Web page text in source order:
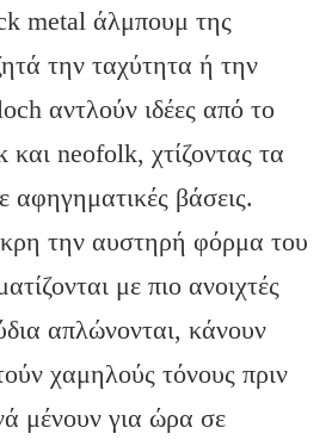
metal άλμπουμ της
την ταχύτητα ή την
αντλούν ιδέες από το
neofolk, χτίζοντας τα
αφηγηματικές βάσεις.
την αυστηρή φόρμα του
με πιο ανοιχτές
απλώνονται, κάνουν
χαμηλούς τόνους πριν
μένουν για ώρα σε